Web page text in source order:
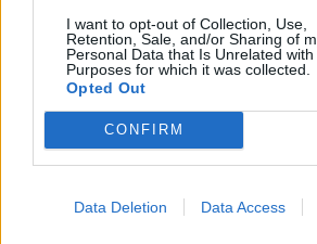
I want to opt-out of Collection, Use,
Retention, Sale, and/or Sharing of
Personal Data that Is Unrelated
Purposes for which it was collected.
Opted Out
CONFIRM
Data Deletion Data Access
τα EBITDA
αναδιάρθρωσης
ΟΤΕ στη